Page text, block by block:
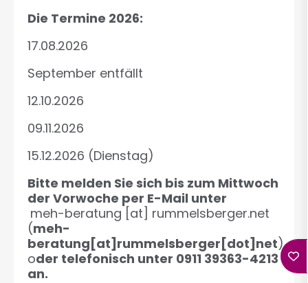
Die Termine 2026:
17.08.2026
September entfällt
12.10.2026
09.11.2026
15.12.2026 (Dienstag)
Bitte melden Sie sich bis zum Mittwoch
der Vorwoche per E-Mail unter
meh-beratung [at] rummelsberger.net
(meh-
beratung[at]rummelsberger[dot]net)
oder telefonisch unter 0911 39363-4213
an.